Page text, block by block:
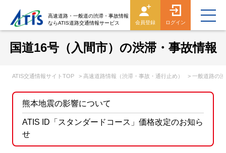
高速道路・一般道の渋滞・事故情報
ならATIS道路交通情報サービス
会員登録 ログイン
国道16号（入間市）の渋滞・事故情報
ATIS交通情報サイトTOP > 高速道路情報（渋滞・事故・通行止め） > 一般道路の
熊本地震の影響について
ATIS ID「スタンダードコース」価格改定のお知ら
せ